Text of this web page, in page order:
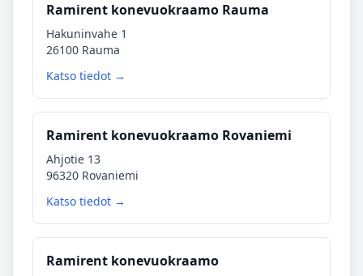
Ramirent konevuokraamo Rauma
Hakuninvahe 1
26100 Rauma
Katso tiedot →
Ramirent konevuokraamo Rovaniemi
Ahjotie 13
96320 Rovaniemi
Katso tiedot →
Ramirent konevuokraamo